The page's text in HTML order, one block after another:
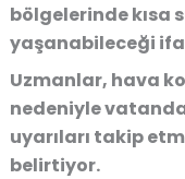
bölgelerinde kısa
yaşanabileceği
Uzmanlar, hava
nedeniyle
uyarıları takip
belirtiyor.